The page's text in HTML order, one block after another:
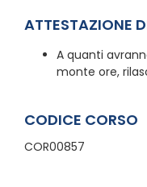
ATTESTAZIONE
A quanti
monte ore,
CODICE CORSO
COR00857